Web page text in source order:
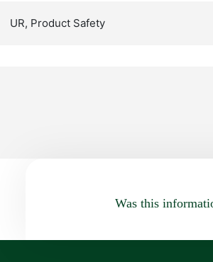
UR, Product Safety
Was this